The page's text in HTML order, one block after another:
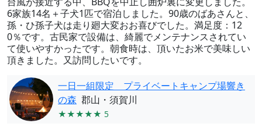
6家族14名＋子犬1匹で宿泊しました。90歳のばあさんと、
孫・ひ孫子犬は走り廻大変おお喜びでした。満足度：12
0％です。古民家で設備は、綺麗でメンテナンスされてい
て使いやすかったです。朝食時は、頂いたお米で美味しい
頂きました。又訪問したいです。
一日一組限定 プライベートキャンプ場響き
の森 郡山・須賀川
★★★★★ 5